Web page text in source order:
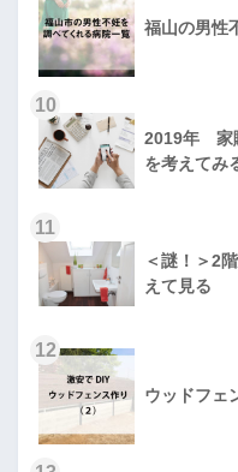
福山の男性
10
2019年 家
を考えてみ
11
＜謎！＞2
えて見る
12
ウッドフェ